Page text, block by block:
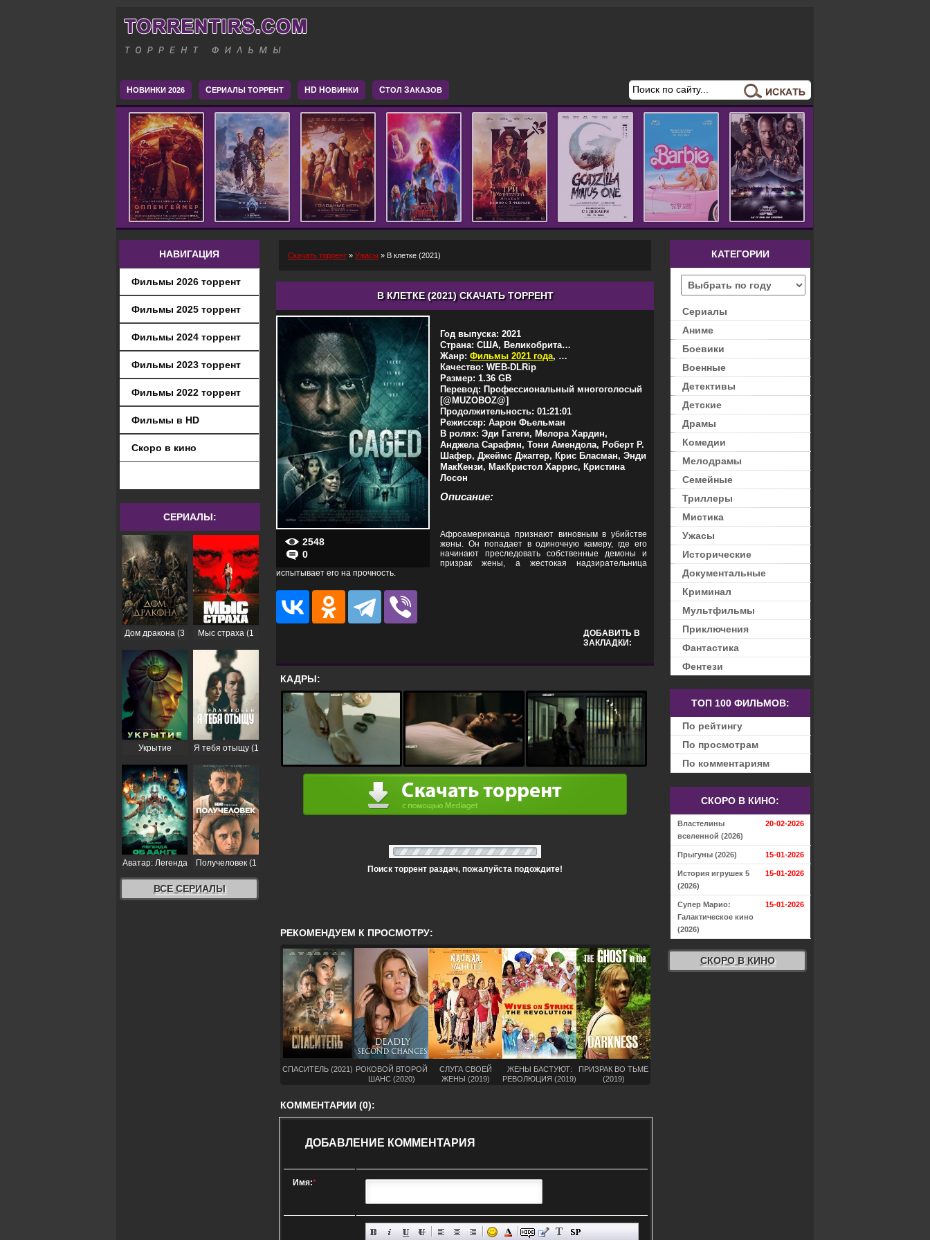
НОВИНКИ 2026 СЕРИАЛЫ ТОРРЕНТ HD НОВИНКИ СТОЛ ЗАКАЗОВ
НАВИГАЦИЯ
Фильмы 2026 торрент
Фильмы 2025 торрент
Фильмы 2024 торрент
Фильмы 2023 торрент
Фильмы 2022 торрент
Фильмы в HD
Скоро в кино
СЕРИАЛЫ:
Дом дракона (3
Мыс страха (1
Укрытие
сезон)
Я тебя отыщу (1
Аватар: Легенда
об Аанге (2
сезон)
Получеловек (1
сезон)
ВСЕ СЕРИАЛЫ
Скачать торрент » Ужасы » В клетке (2021)
В КЛЕТКЕ (2021) СКАЧАТЬ ТОРРЕНТ
2548
0
Год выпуска: 2021
Страна: США, Великобритания
Жанр: Фильмы 2021 года, Драмы
Ужасы
Качество: WEB-DLRip
Размер: 1.36 GB
Перевод: Профессиональный многоголосый
[@MUZOBOZ@]
Продолжительность: 01:21:01
Режиссер: Аарон Фьельман
В ролях: Эди Гатеги, Мелора Хардин,
Анджела Сарафян, Тони Амендола, Роберт Р.
Шафер, Джеймс Джаггер, Крис Бласман, Энди
МакКензи, МакКристол Харрис, Кристина
Лосон
Описание:
Афроамериканца признают виновным в убийстве
жены. Он попадает в одиночную камеру, где его
начинают преследовать собственные демоны и
призрак жены, а жестокая надзирательница
испытывает его на прочность.
ДОБАВИТЬ В
ЗАКЛАДКИ:
КАДРЫ:
Поиск торрент раздач, пожалуйста подождите!
РЕКОМЕНДУЕМ К ПРОСМОТРУ:
СПАСИТЕЛЬ (2021) РОКОВОЙ ВТОРОЙ
ШАНС (2020)
СЛУГА СВОЕЙ
ЖЕНЫ (2019)
ЖЕНЫ БАСТУЮТ:
РЕВОЛЮЦИЯ (2019)
ПРИЗРАК ВО ТЬМЕ
(2019)
КОММЕНТАРИИ (0):
ДОБАВЛЕНИЕ КОММЕНТАРИЯ
Имя:*
КАТЕГОРИИ
Сериалы
Аниме
Боевики
Военные
Детективы
Детские
Драмы
Комедии
Мелодрамы
Семейные
Триллеры
Мистика
Ужасы
Исторические
Документальные
Криминал
Мультфильмы
Приключения
Фантастика
Фентези
ТОП 100 ФИЛЬМОВ:
По рейтингу
По просмотрам
По комментариям
СКОРО В КИНО:
Властелины
вселенной (2026)
20-02-2026
Прыгуны (2026) 15-01-2026
История игрушек 5
(2026)
15-01-2026
Супер Марио:
Галактическое кино
(2026)
15-01-2026
СКОРО В КИНО